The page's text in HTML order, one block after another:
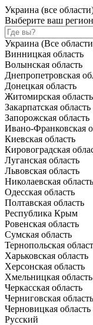
Украина (все
Выберите ваш
Украина (Все
Винницкая область
Волынская область
Днепропетровская
Донецкая область
Житомирская область
Закарпатская область
Запорожская область
Ивано-Франковская
Киевская область
Кировоградская
Луганская область
Львовская область
Николаевская область
Одесская область
Полтавская область
Республика Крым
Ровенская область
Сумская область
Тернопольская
Харьковская область
Херсонская область
Хмельницкая область
Черкасская область
Черниговская область
Черновицкая область
Русский